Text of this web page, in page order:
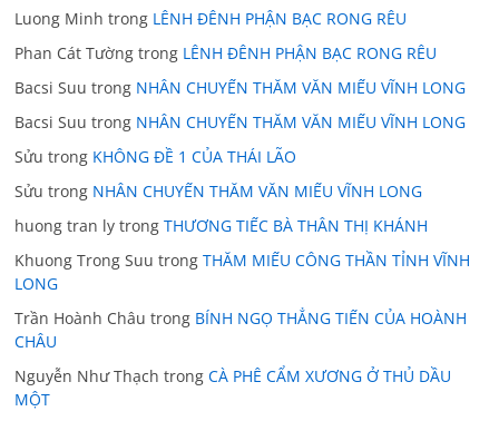
Luong Minh trong LÊNH ĐÊNH PHẬN BẠC RONG RÊU
Phan Cát Tường trong LÊNH ĐÊNH PHẬN BẠC RONG RÊU
Bacsi Suu trong NHÂN CHUYẾN THĂM VĂN MIẾU VĨNH LONG
Bacsi Suu trong NHÂN CHUYẾN THĂM VĂN MIẾU VĨNH LONG
Sửu trong KHÔNG ĐỀ 1 CỦA THÁI LÃO
Sửu trong NHÂN CHUYẾN THĂM VĂN MIẾU VĨNH LONG
huong tran ly trongTHƯƠNG TIẾC BÀ THÂN THỊ KHÁNH
Khuong Trong Suu trongTHĂM MIẾU CÔNG THẦN TỈNH VĨNH
LONG
Trần Hoành Châu trong BÍNH NGỌ THẲNG TIẾN CỦA HOÀNH
CHÂU
Nguyễn Như Thạch trongCÀ PHÊ CẨM XƯƠNG Ở THỦ DẦU
MỘT